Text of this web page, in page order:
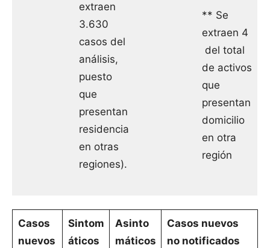
extraen
3.630
casos del
análisis,
puesto
que
presentan
residencia
en otras
regiones).
** Se
extraen 4
del total
de activos
que
presentan
domicilio
en otra
región
Casos
nuevos
Sintom
áticos
Asinto
máticos
Casos nuevos
no notificados